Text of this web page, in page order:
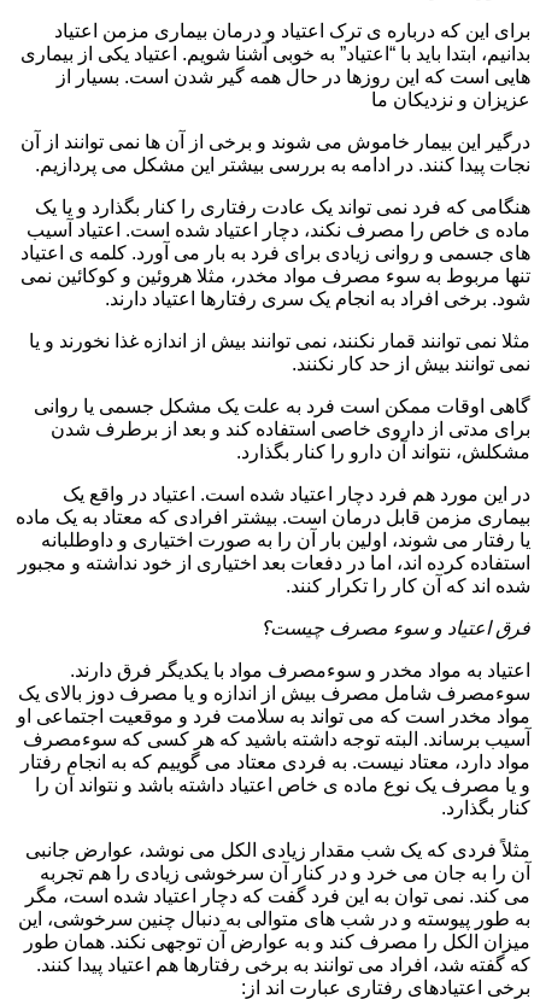
برای این که درباره ی ترک اعتیاد و درمان بیماری مزمن اعتیاد
بدانیم، ابتدا باید با “اعتیاد” به خوبی آشنا شویم. اعتیاد یکی از بیماری
هایی است که این روزها در حال همه گیر شدن است. بسیار از
عزیزان و نزدیکان ما
درگیر این بیمار خاموش می شوند و برخی از آن ها نمی توانند از آن
نجات پیدا کنند. در ادامه به بررسی بیشتر این مشکل می پردازیم.
هنگامی که فرد نمی تواند یک عادت رفتاری را کنار بگذارد و یا یک
ماده ی خاص را مصرف نکند، دچار اعتیاد شده است. اعتیاد آسیب
های جسمی و روانی زیادی برای فرد به بار می آورد. کلمه ی اعتیاد
تنها مربوط به سوء مصرف مواد مخدر، مثلا هروئین و کوکائین نمی
شود. برخی افراد به انجام یک سری رفتارها اعتیاد دارند.
مثلا نمی توانند قمار نکنند، نمی توانند بیش از اندازه غذا نخورند و یا
نمی توانند بیش از حد کار نکنند.
گاهی اوقات ممکن است فرد به علت یک مشکل جسمی یا روانی
برای مدتی از داروی خاصی استفاده کند و بعد از برطرف شدن
مشکلش، نتواند آن دارو را کنار بگذارد.
در این مورد هم فرد دچار اعتیاد شده است. اعتیاد در واقع یک
بیماری مزمن قابل درمان است. بیشتر افرادی که معتاد به یک ماده
یا رفتار می شوند، اولین بار آن را به صورت اختیاری و داوطلبانه
استفاده کرده اند، اما در دفعات بعد اختیاری از خود نداشته و مجبور
شده اند که آن کار را تکرار کنند.
فرق اعتیاد و سوء مصرف چیست؟
اعتیاد به مواد مخدر و سوءمصرف مواد با یکدیگر فرق دارند.
سوءمصرف شامل مصرف بیش از اندازه و یا مصرف دوز بالای یک
مواد مخدر است که می تواند به سلامت فرد و موقعیت اجتماعی او
آسیب برساند. البته توجه داشته باشید که هر کسی که سوءمصرف
مواد دارد، معتاد نیست. به فردی معتاد می گوییم که به انجام رفتار
و یا مصرف یک نوع ماده ی خاص اعتیاد داشته باشد و نتواند آن را
کنار بگذارد.
مثلاً فردی که یک شب مقدار زیادی الکل می نوشد، عوارض جانبی
آن را به جان می خرد و در کنار آن سرخوشی زیادی را هم تجربه
می کند. نمی توان به این فرد گفت که دچار اعتیاد شده است، مگر
به طور پیوسته و در شب های متوالی به دنبال چنین سرخوشی، این
میزان الکل را مصرف کند و به عوارض آن توجهی نکند. همان طور
که گفته شد، افراد می توانند به برخی رفتارها هم اعتیاد پیدا کنند.
برخی اعتیادهای رفتاری عبارت اند از: